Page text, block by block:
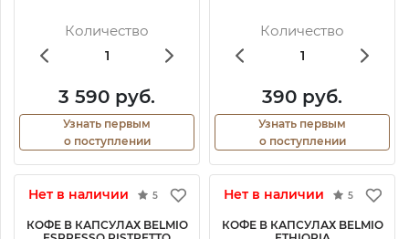
Количество
3 590 руб.
Узнать первым
о поступлении
Количество
390 руб.
Узнать первым
о поступлении
Нет в наличии 5
КОФЕ В КАПСУЛАХ BELMIO
Нет в наличии 5
КОФЕ В КАПСУЛАХ BELMIO